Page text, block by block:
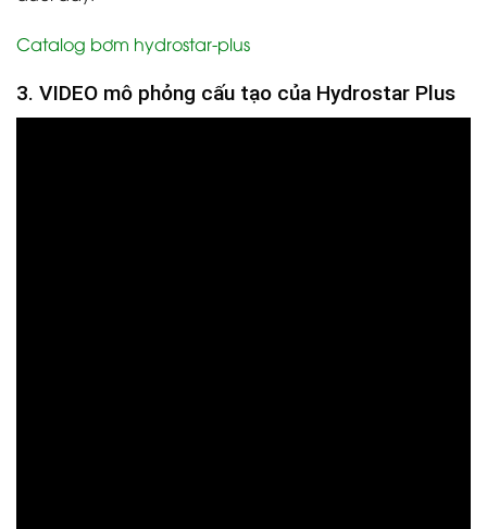
Catalog bơm hydrostar-plus
3. VIDEO mô phỏng cấu tạo của Hydrostar Plus